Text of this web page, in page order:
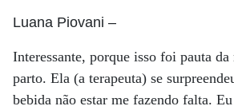
Luana Piovani –
Interessante, porque isso foi pauta
parto. Ela (a terapeuta) se
bebida não estar me fazendo falta.